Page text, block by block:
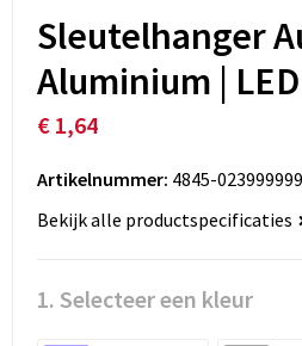
Sleutelhanger
Aluminium | LED
€ 1,64
Artikelnummer: 4845-023999999
Bekijk alle productspecificaties
1. Selecteer een kleur